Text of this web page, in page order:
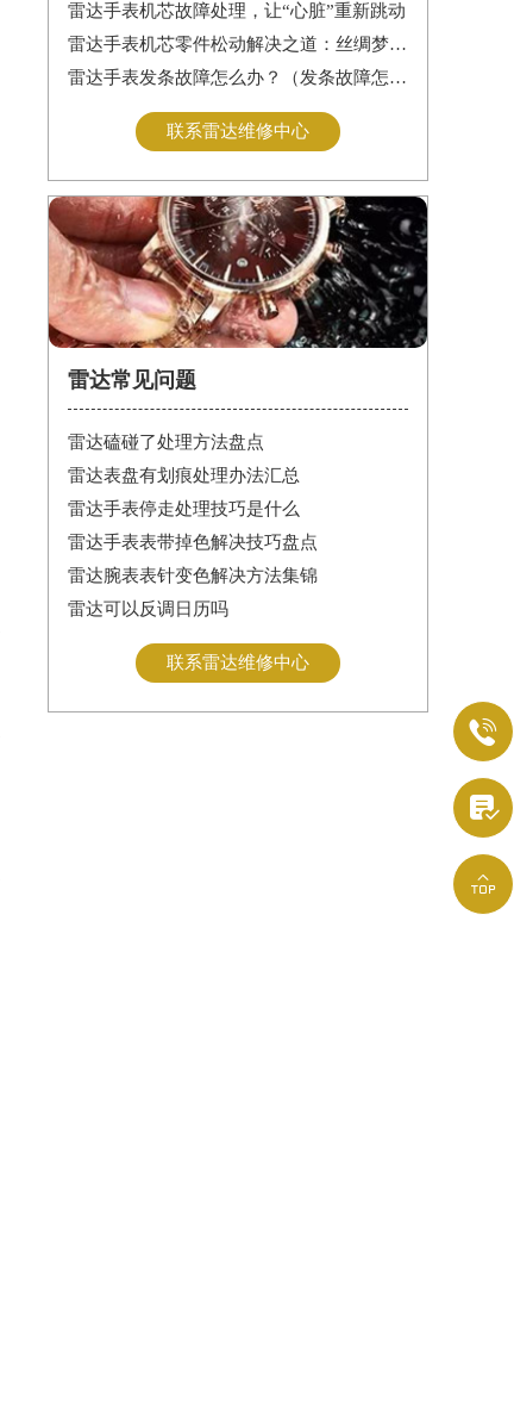
雷达手表机芯故障处理，让“心脏”重新跳动
雷达手表机芯零件松动解决之道：丝绸梦境守护时间之轮
雷达手表发条故障怎么办？（发条故障怎么办）
联系雷达维修中心
雷达常见问题
雷达磕碰了处理方法盘点
雷达表盘有划痕处理办法汇总
雷达手表停走处理技巧是什么
雷达手表表带掉色解决技巧盘点
雷达腕表表针变色解决方法集锦
雷达可以反调日历吗
联系雷达维修中心


